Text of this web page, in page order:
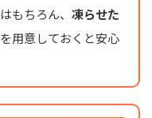
もちろん、 凍らせた
用意しておくと安心